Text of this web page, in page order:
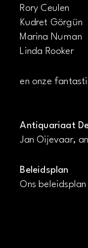
Rory Ceulen
Kudret Görgün
Marina Numan
Linda Rooker
en onze
Antiquariaat
Jan Oijevaar,
Beleidsplan
Ons